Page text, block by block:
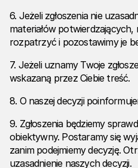
6. Jeżeli zgłoszenia nie
materiałów potwierdzających,
rozpatrzyć i pozostawimy je
7. Jeżeli uznamy Twoje
wskazaną przez Ciebie treść.
8. O naszej decyzji
9. Zgłoszenia będziemy
obiektywny. Postaramy się
zanim podejmiemy decyzję.
uzasadnienie naszych decyzji.